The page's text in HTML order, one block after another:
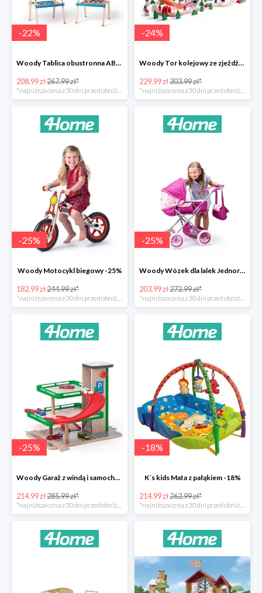
-22%
Woody Tablica obustronna ABC -22%
208.99 zł267.99 zł*
*najniższa cena z 30 dni przed obniżką
-24%
Woody Tor kolejowy ze zjeżdżalnią i żurawiem -24%
229.99 zł303.99 zł*
*najniższa cena z 30 dni przed obniżką
-25%
Woody Motocykl biegowy -25%
182.99 zł244.99 zł*
-25%
Woody Wózek dla lalek Jednorożec -25%
203.99 zł272.99 zł*
-25%
Woody Garaż z windą i samochodziki SIKU -25%
214.99 zł285.99 zł*
-18%
K´s kids Mata z pałąkiem -18%
214.99 zł262.99 zł*